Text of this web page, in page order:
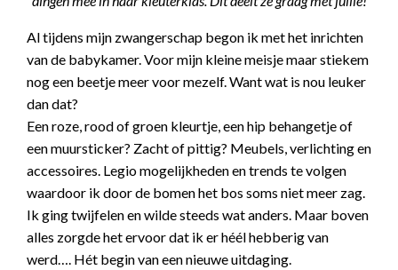
Al tijdens mijn zwangerschap begon ik met het inrichten
van de babykamer. Voor mijn kleine meisje maar stiekem
nog een beetje meer voor mezelf. Want wat is nou leuker
dan dat?
Een roze, rood of groen kleurtje, een hip behangetje of
een muursticker? Zacht of pittig? Meubels, verlichting en
accessoires. Legio mogelijkheden en trends te volgen
waardoor ik door de bomen het bos soms niet meer zag.
Ik ging twijfelen en wilde steeds wat anders. Maar boven
alles zorgde het ervoor dat ik er héél hebberig van
werd…. Hét begin van een nieuwe uitdaging.